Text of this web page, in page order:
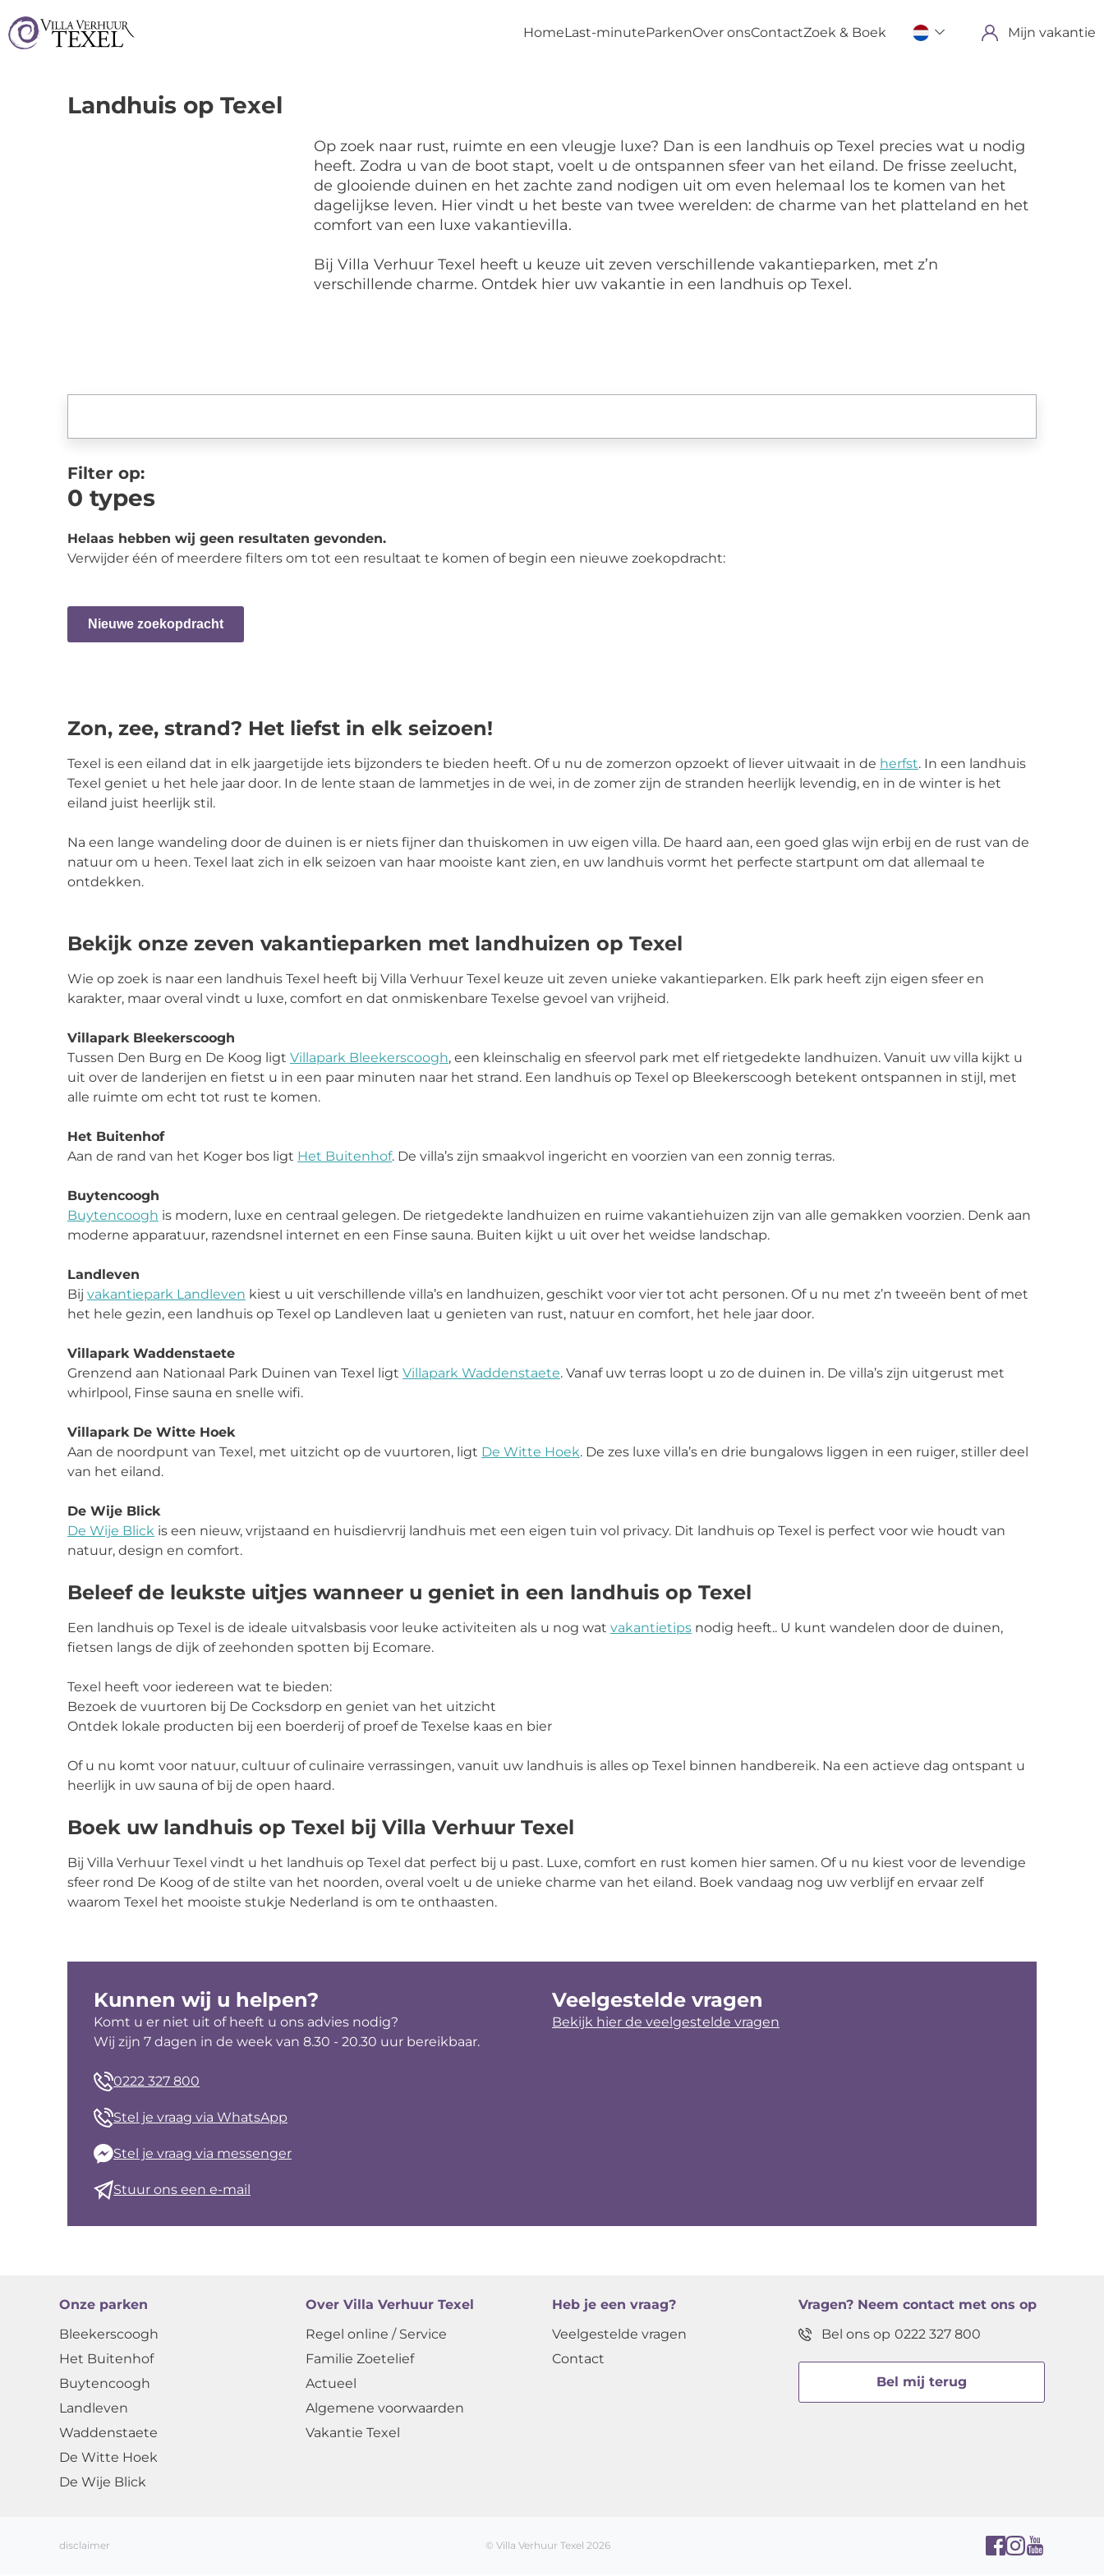
HomeLast-minuteParkenOver onsContactZoek & Boek Mijn vakantie
Landhuis op Texel
Op zoek naar rust, ruimte en een vleugje luxe? Dan is een landhuis op Texel precies wat u nodig
heeft. Zodra u van de boot stapt, voelt u de ontspannen sfeer van het eiland. De frisse zeelucht,
de glooiende duinen en het zachte zand nodigen uit om even helemaal los te komen van het
dagelijkse leven. Hier vindt u het beste van twee werelden: de charme van het platteland en het
comfort van een luxe vakantievilla.
Bij Villa Verhuur Texel heeft u keuze uit zeven verschillende vakantieparken, met z’n
verschillende charme. Ontdek hier uw vakantie in een landhuis op Texel.
Filter op:
0 types
Helaas hebben wij geen resultaten gevonden.
Verwijder één of meerdere filters om tot een resultaat te komen of begin een nieuwe zoekopdracht:
Nieuwe zoekopdracht
Zon, zee, strand? Het liefst in elk seizoen!
Texel is een eiland dat in elk jaargetijde iets bijzonders te bieden heeft. Of u nu de zomerzon opzoekt of liever uitwaait in de herfst. In een landhuis
Texel geniet u het hele jaar door. In de lente staan de lammetjes in de wei, in de zomer zijn de stranden heerlijk levendig, en in de winter is het
eiland juist heerlijk stil.
Na een lange wandeling door de duinen is er niets fijner dan thuiskomen in uw eigen villa. De haard aan, een goed glas wijn erbij en de rust van de
natuur om u heen. Texel laat zich in elk seizoen van haar mooiste kant zien, en uw landhuis vormt het perfecte startpunt om dat allemaal te
ontdekken.
Bekijk onze zeven vakantieparken met landhuizen op Texel
Wie op zoek is naar een landhuis Texel heeft bij Villa Verhuur Texel keuze uit zeven unieke vakantieparken. Elk park heeft zijn eigen sfeer en
karakter, maar overal vindt u luxe, comfort en dat onmiskenbare Texelse gevoel van vrijheid.
Villapark Bleekerscoogh
Tussen Den Burg en De Koog ligt Villapark Bleekerscoogh, een kleinschalig en sfeervol park met elf rietgedekte landhuizen. Vanuit uw villa kijkt u
uit over de landerijen en fietst u in een paar minuten naar het strand. Een landhuis op Texel op Bleekerscoogh betekent ontspannen in stijl, met
alle ruimte om echt tot rust te komen.
Het Buitenhof
Aan de rand van het Koger bos ligt Het Buitenhof. De villa’s zijn smaakvol ingericht en voorzien van een zonnig terras.
Buytencoogh
Buytencoogh is modern, luxe en centraal gelegen. De rietgedekte landhuizen en ruime vakantiehuizen zijn van alle gemakken voorzien. Denk aan
moderne apparatuur, razendsnel internet en een Finse sauna. Buiten kijkt u uit over het weidse landschap.
Landleven
Bij vakantiepark Landleven kiest u uit verschillende villa’s en landhuizen, geschikt voor vier tot acht personen. Of u nu met z’n tweeën bent of met
het hele gezin, een landhuis op Texel op Landleven laat u genieten van rust, natuur en comfort, het hele jaar door.
Villapark Waddenstaete
Grenzend aan Nationaal Park Duinen van Texel ligt Villapark Waddenstaete. Vanaf uw terras loopt u zo de duinen in. De villa’s zijn uitgerust met
whirlpool, Finse sauna en snelle wifi.
Villapark De Witte Hoek
Aan de noordpunt van Texel, met uitzicht op de vuurtoren, ligt De Witte Hoek. De zes luxe villa’s en drie bungalows liggen in een ruiger, stiller deel
van het eiland.
De Wije Blick
De Wije Blick is een nieuw, vrijstaand en huisdiervrij landhuis met een eigen tuin vol privacy. Dit landhuis op Texel is perfect voor wie houdt van
natuur, design en comfort.
Beleef de leukste uitjes wanneer u geniet in een landhuis op Texel
Een landhuis op Texel is de ideale uitvalsbasis voor leuke activiteiten als u nog wat vakantietips nodig heeft.. U kunt wandelen door de duinen,
fietsen langs de dijk of zeehonden spotten bij Ecomare.
Texel heeft voor iedereen wat te bieden:
Bezoek de vuurtoren bij De Cocksdorp en geniet van het uitzicht
Ontdek lokale producten bij een boerderij of proef de Texelse kaas en bier
Of u nu komt voor natuur, cultuur of culinaire verrassingen, vanuit uw landhuis is alles op Texel binnen handbereik. Na een actieve dag ontspant u
heerlijk in uw sauna of bij de open haard.
Boek uw landhuis op Texel bij Villa Verhuur Texel
Bij Villa Verhuur Texel vindt u het landhuis op Texel dat perfect bij u past. Luxe, comfort en rust komen hier samen. Of u nu kiest voor de levendige
sfeer rond De Koog of de stilte van het noorden, overal voelt u de unieke charme van het eiland. Boek vandaag nog uw verblijf en ervaar zelf
waarom Texel het mooiste stukje Nederland is om te onthaasten.
Kunnen wij u helpen?
Komt u er niet uit of heeft u ons advies nodig?
Wij zijn 7 dagen in de week van 8.30 - 20.30 uur bereikbaar.
0222 327 800
Stel je vraag via WhatsApp
Stel je vraag via messenger
Stuur ons een e-mail
Veelgestelde vragen
Bekijk hier de veelgestelde vragen
Onze parken
Bleekerscoogh
Het Buitenhof
Buytencoogh
Landleven
Waddenstaete
De Witte Hoek
De Wije Blick
Over Villa Verhuur Texel
Regel online / Service
Familie Zoetelief
Actueel
Algemene voorwaarden
Vakantie Texel
Heb je een vraag?
Veelgestelde vragen
Contact
Vragen? Neem contact met ons op
Bel ons op 0222 327 800
Bel mij terug
disclaimer © Villa Verhuur Texel 2026